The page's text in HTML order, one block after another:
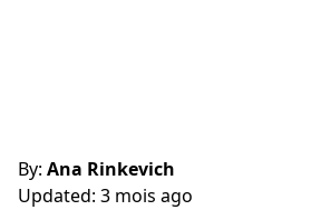
By: Ana Rinkevich
Updated: 3 mois ago